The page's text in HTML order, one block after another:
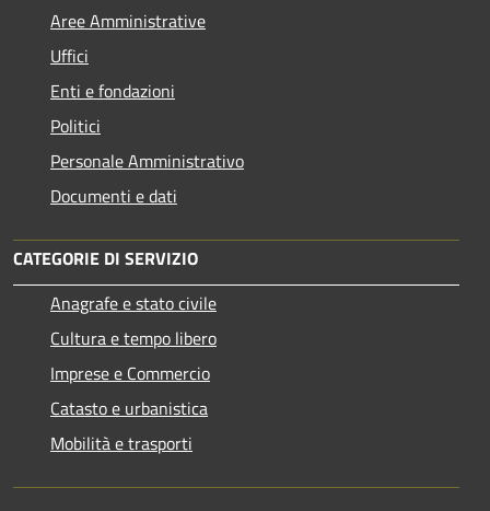
Aree Amministrative
Uffici
Enti e fondazioni
Politici
Personale Amministrativo
Documenti e dati
CATEGORIE DI SERVIZIO
Anagrafe e stato civile
Cultura e tempo libero
Imprese e Commercio
Catasto e urbanistica
Mobilità e trasporti